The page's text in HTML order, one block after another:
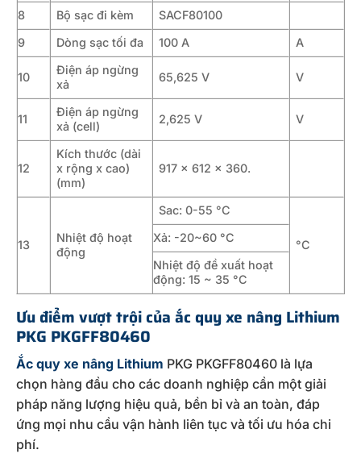
8
Bộ sạc đi kèm
SACF80100
9
Dòng sạc tối đa 100 A A
10
Điện áp ngừng
xả
65,625 V V
11
Điện áp ngừng
xả (cell)
2,625 V V
12
Kích thước (dài
x rộng x cao)
(mm)
917 x 612 x 360.
13
Nhiệt độ hoạt
động
Sac: 0-55 °C
°C
Xả: -20~60 °C
Nhiệt độ đề xuất hoạt
động: 15 ~ 35 °C
Ưu điểm vượt trội của ắc quy xe nâng Lithium
PKG PKGFF80460
Ắc quy xe nâng Lithium PKG PKGFF80460 là lựa
chọn hàng đầu cho các doanh nghiệp cần một giải
pháp năng lượng hiệu quả, bền bỉ và an toàn, đáp
ứng mọi nhu cầu vận hành liên tục và tối ưu hóa chi
phí.